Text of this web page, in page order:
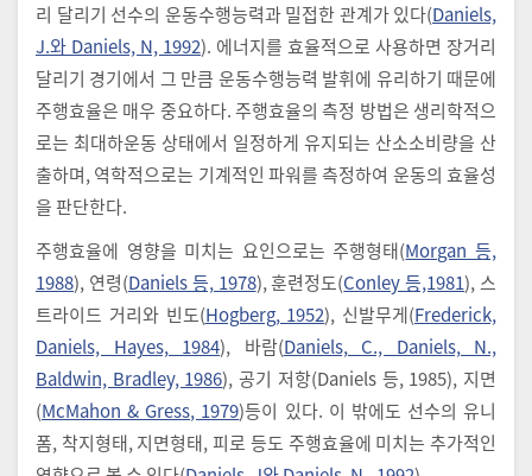
리 달리기 선수의 운동수행능력과 밀접한 관계가 있다(Daniels,
J.와 Daniels, N, 1992). 에너지를 효율적으로 사용하면 장거리
달리기 경기에서 그 만큼 운동수행능력 발휘에 유리하기 때문에
주행효율은 매우 중요하다. 주행효율의 측정 방법은 생리학적으
로는 최대하운동 상태에서 일정하게 유지되는 산소소비량을 산
출하며, 역학적으로는 기계적인 파워를 측정하여 운동의 효율성
을 판단한다.
주행효율에 영향을 미치는 요인으로는 주행형태(Morgan 등,
1988), 연령(Daniels 등, 1978), 훈련정도(Conley 등,1981), 스
트라이드 거리와 빈도(Hogberg, 1952), 신발무게(Frederick,
Daniels, Hayes, 1984), 바람(Daniels, C., Daniels, N.,
Baldwin, Bradley, 1986), 공기 저항(Daniels 등, 1985), 지면
(McMahon & Gress, 1979)등이 있다. 이 밖에도 선수의 유니
폼, 착지형태, 지면형태, 피로 등도 주행효율에 미치는 추가적인